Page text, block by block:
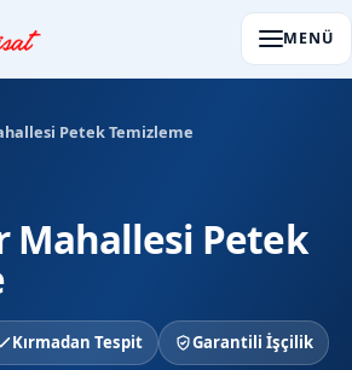
MENÜ
Petek Temizleme
Mahallesi Petek
Kırmadan Tespit Garantili İşçilik